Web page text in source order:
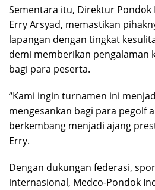
Sementara itu, Direktur Pondok
Erry Arsyad, memastikan
lapangan dengan tingkat
demi memberikan pengalaman
bagi para peserta.
“Kami ingin turnamen ini
mengesankan bagi para pegolf
berkembang menjadi ajang
Erry.
Dengan dukungan federasi,
internasional, Medco-Pondok